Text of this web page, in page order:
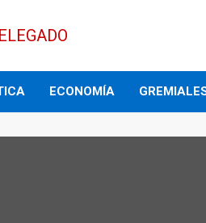
ECONOMÍA